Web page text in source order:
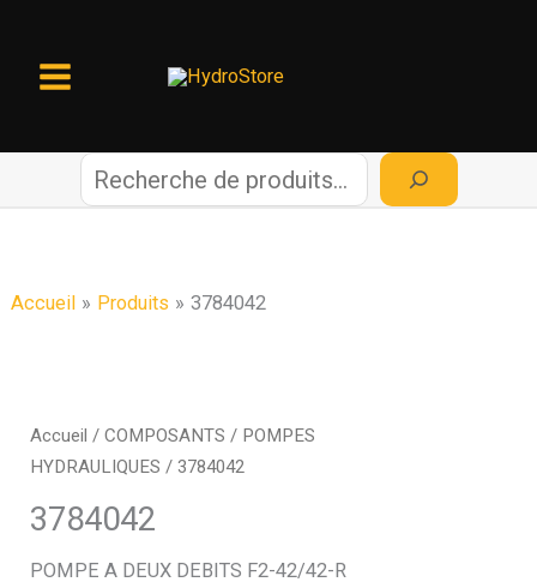
contenu
c
r
c
Accueil Produits 3784042
Accueil /COMPOSANTS / POMPES
HYDRAULIQUES / 3784042
3784042
POMPE A DEUX DEBITS F2-42/42-R